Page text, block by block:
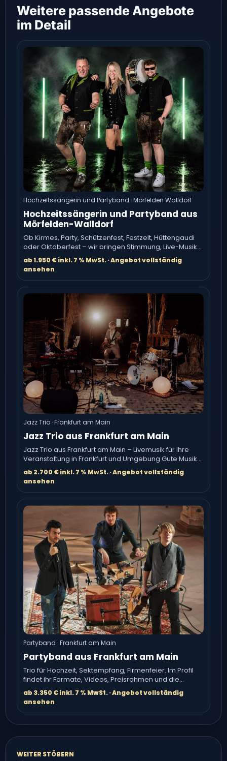
Weitere passende Angebote
im Detail
Hochzeitssängerin und Partyband · Mörfelden Walldorf
Hochzeitssängerin und Partyband aus
Mörfelden-Walldorf
Ob Kirmes, Party, Schützenfest, Festzelt, Hüttengaudi
oder Oktoberfest – wir bringen Stimmung, Live-Musik
und echte.
ab 1.950 € inkl. 7 % MwSt. · Angebot vollständig
ansehen
Jazz Trio · Frankfurt am Main
Jazz Trio aus Frankfurt am Main
Jazz Trio aus Frankfurt am Main – Livemusik für Ihre
Veranstaltung in Frankfurt und Umgebung Gute Musik
macht den.
ab 2.700 € inkl. 7 % MwSt. · Angebot vollständig
ansehen
Partyband · Frankfurt am Main
Partyband aus Frankfurt am Main
Trio für Hochzeit, Sektempfang, Firmenfeier. Im Profil
findet ihr Formate, Videos, Preisrahmen und die
direkte Anfrage.
ab 3.350 € inkl. 7 % MwSt. · Angebot vollständig
ansehen
WEITER STÖBERN